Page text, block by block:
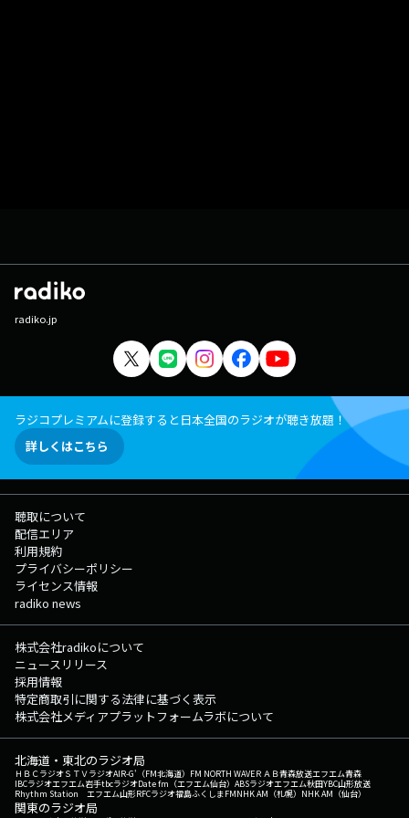
radiko.jp
ラジコプレミアムに登録すると日本全国のラジオが聴き放題！
詳しくはこちら
聴取について
配信エリア
利用規約
プライバシーポリシー
ライセンス情報
radiko news
株式会社radikoについて
ニュースリリース
採用情報
特定商取引に関する法律に基づく表示
株式会社メディアプラットフォームラボについて
北海道・東北のラジオ局
ＨＢＣラジオＳＴＶラジオAIR-G'（FM北海道） FM NORTH WAVEＲＡＢ青森放送エフエム青森
IBCラジオエフエム岩手tbcラジオDate fm（エフエム仙台） ABSラジオエフエム秋田YBC山形放送
Rhythm Station エフエム山形RFCラジオ福島ふくしまFMNHK AM（札幌） NHK AM（仙台）
関東のラジオ局